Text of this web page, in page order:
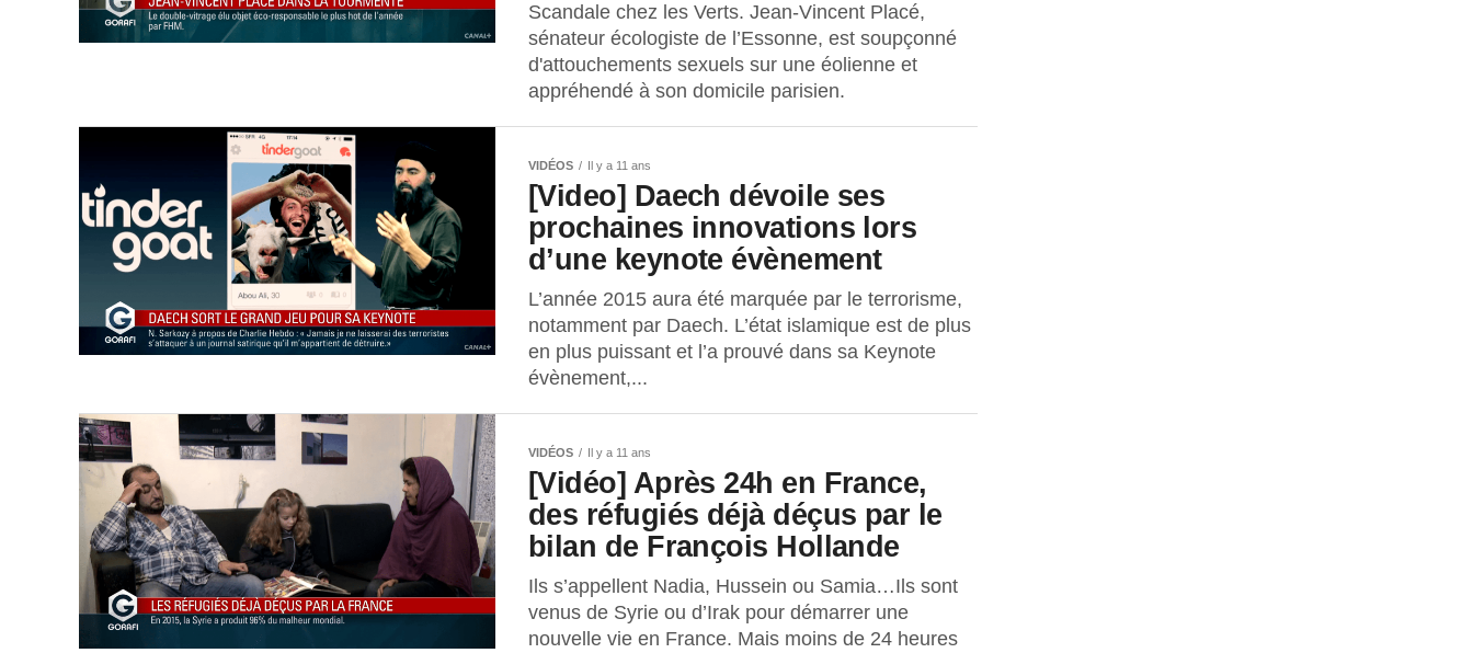
Scandale chez les Verts. Jean-Vincent Placé,
sénateur écologiste de l’Essonne, est soupçonné
d'attouchements sexuels sur une éolienne et
appréhendé à son domicile parisien.
VIDÉOS Il y a 11 ans
[Video] Daech dévoile ses
prochaines innovations lors
d’une keynote évènement
L’année 2015 aura été marquée par le terrorisme,
notamment par Daech. L’état islamique est de plus
en plus puissant et l’a prouvé dans sa Keynote
évènement,...
VIDÉOS Il y a 11 ans
[Vidéo] Après 24h en France,
des réfugiés déjà déçus par le
bilan de François Hollande
Ils s’appellent Nadia, Hussein ou Samia…Ils sont
venus de Syrie ou d’Irak pour démarrer une
nouvelle vie en France. Mais moins de 24 heures